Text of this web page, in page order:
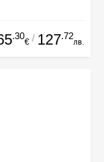
.30
€ / 127.72
лв.